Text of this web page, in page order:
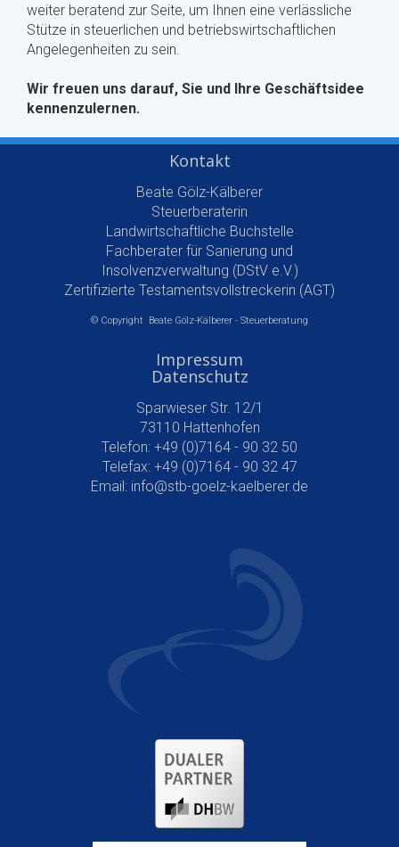
weiter beratend zur Seite, um Ihnen eine verlässliche
Stütze in steuerlichen und betriebswirtschaftlichen
Angelegenheiten zu sein.
Wir freuen uns darauf, Sie und Ihre Geschäftsidee
kennenzulernen.
Kontakt
Beate Gölz-Kälberer
Steuerberaterin
Landwirtschaftliche Buchstelle
Fachberater für Sanierung und
Insolvenzverwaltung (DStV e.V.)
Zertifizierte Testamentsvollstreckerin (AGT)
© Copyright Beate Gölz-Kälberer - Steuerberatung
Impressum
Datenschutz
Sparwieser Str. 12/1
73110 Hattenhofen
Telefon: +49 (0)7164 - 90 32 50
Telefax: +49 (0)7164 - 90 32 47
Email: info@stb-goelz-kaelberer.de